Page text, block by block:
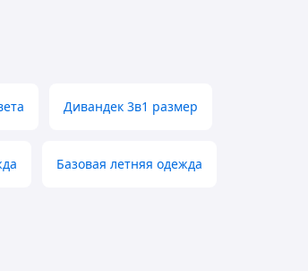
Дивандек 3в1 размер
Базовая летняя одежда